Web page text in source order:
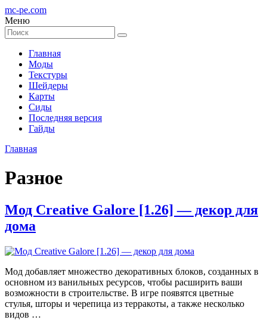
mc-pe.com
Меню
Главная
Моды
Текстуры
Шейдеры
Карты
Сиды
Последняя версия
Гайды
Главная
Разное
Мод Creative Galore [1.26] — декор для
дома
Мод добавляет множество декоративных блоков, созданных в
основном из ванильных ресурсов, чтобы расширить ваши
возможности в строительстве. В игре появятся цветные
стулья, шторы и черепица из терракоты, а также несколько
видов …